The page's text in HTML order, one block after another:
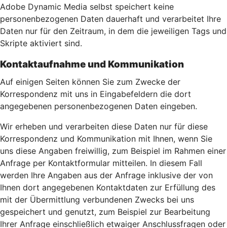
Adobe Dynamic Media selbst speichert keine
personenbezogenen Daten dauerhaft und verarbeitet Ihre
Daten nur für den Zeitraum, in dem die jeweiligen Tags und
Skripte aktiviert sind.
Kontaktaufnahme und Kommunikation
Auf einigen Seiten können Sie zum Zwecke der
Korrespondenz mit uns in Eingabefeldern die dort
angegebenen personenbezogenen Daten eingeben.
Wir erheben und verarbeiten diese Daten nur für diese
Korrespondenz und Kommunikation mit Ihnen, wenn Sie
uns diese Angaben freiwillig, zum Beispiel im Rahmen einer
Anfrage per Kontaktformular mitteilen. In diesem Fall
werden Ihre Angaben aus der Anfrage inklusive der von
Ihnen dort angegebenen Kontaktdaten zur Erfüllung des
mit der Übermittlung verbundenen Zwecks bei uns
gespeichert und genutzt, zum Beispiel zur Bearbeitung
Ihrer Anfrage einschließlich etwaiger Anschlussfragen oder